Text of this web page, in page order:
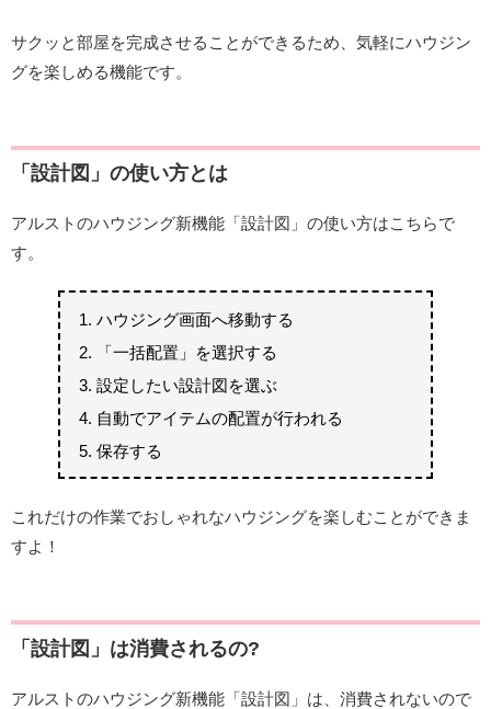
サクッと部屋を完成させることができるため、気軽にハウジン
グを楽しめる機能です。
「設計図」の使い方とは
アルストのハウジング新機能「設計図」の使い方はこちらで
す。
ハウジング画面へ移動する
「一括配置」を選択する
設定したい設計図を選ぶ
自動でアイテムの配置が行われる
保存する
これだけの作業でおしゃれなハウジングを楽しむことができま
すよ！
「設計図」は消費されるの?
アルストのハウジング新機能「設計図」は、消費されないので